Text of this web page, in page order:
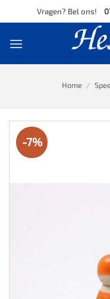
to
Vragen? Bel ons!
Home /
-7%